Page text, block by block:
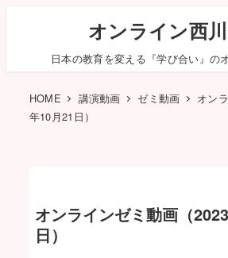
オンライン西
日本の教育を変える『学び合い』の
HOME 講演動画 ゼミ動画
オン
年10月21日）
オンラインゼミ動画（
日）